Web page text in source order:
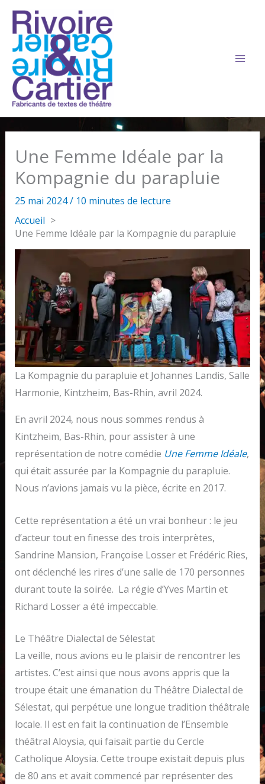
Aller
contenu
Une Femme Idéale par la
Kompagnie du parapluie
25 mai 2024/ 10 minutes de lecture
Accueil
Une Femme Idéale par la Kompagnie du parapluie
La Kompagnie du parapluie et Johannes Landis, Salle
Harmonie, Kintzheim, Bas-Rhin, avril 2024.
En avril 2024, nous nous sommes rendus à
Kintzheim, Bas-Rhin, pour assister à une
représentation de notre comédie Une Femme Idéale,
qui était assurée par la Kompagnie du parapluie.
Nous n’avions jamais vu la pièce, écrite en 2017.
Cette représentation a été un vrai bonheur : le jeu
d’acteur tout en finesse des trois interprètes,
Sandrine Mansion, Françoise Losser et Frédéric Ries,
ont déclenché les rires d’une salle de 170 personnes
durant toute la soirée. La régie d’Yves Martin et
Richard Losser a été impeccable.
Le Théâtre Dialectal de Sélestat
La veille, nous avions eu le plaisir de rencontrer les
artistes. C’est ainsi que nous avons appris que la
troupe était une émanation du Théâtre Dialectal de
Sélestat, qui perpétue une longue tradition théâtrale
locale. Il est en fait la continuation de l’Ensemble
théâtral Aloysia, qui faisait partie du Cercle
Catholique Aloysia. Cette troupe existait depuis plus
de 80 ans et avait commencé par représenter des